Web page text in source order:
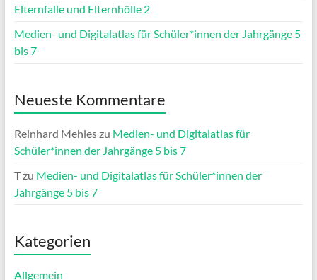
Elternfalle und Elternhölle 2
Medien- und Digitalatlas für Schüler*innen der Jahrgänge 5
bis 7
Neueste Kommentare
Reinhard Mehleszu Medien- und Digitalatlas für
Schüler*innen der Jahrgänge 5 bis 7
Tzu Medien- und Digitalatlas für Schüler*innen der
Jahrgänge 5 bis 7
Kategorien
Allgemein